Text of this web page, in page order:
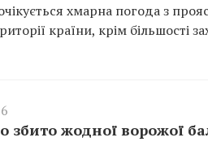
хмарна погода з
країни, крім більшості
збито жодної ворожої